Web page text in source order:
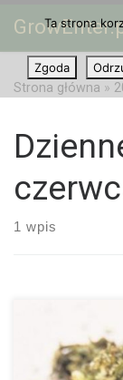
Przejdź do treści
Strona główna »
1 wpis
Ta strona
Zgoda